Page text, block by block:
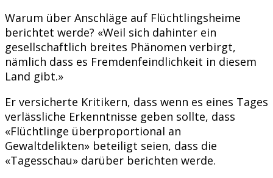
Warum über Anschläge auf Flüchtlingsheime
berichtet werde? «Weil sich dahinter ein
gesellschaftlich breites Phänomen verbirgt,
nämlich dass es Fremdenfeindlichkeit in diesem
Land gibt.»
Er versicherte Kritikern, dass wenn es eines Tages
verlässliche Erkenntnisse geben sollte, dass
«Flüchtlinge überproportional an
Gewaltdelikten» beteiligt seien, dass die
«Tagesschau» darüber berichten werde.